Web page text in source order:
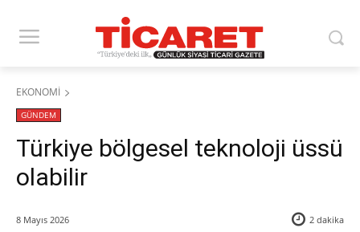
EKONOMİ
GÜNDEM
​Türkiye bölgesel teknoloji üssü
olabilir
8 Mayıs 2026 2 dakika